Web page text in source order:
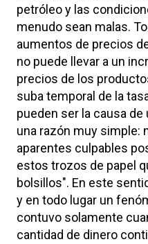
petróleo y las
menudo sean malas.
aumentos de precios
no puede llevar a un
precios de los
suba temporal de la
pueden ser la causa
una razón muy simple:
aparentes culpables
estos trozos de papel
bolsillos". En este
y en todo lugar un
contuvo solamente
cantidad de dinero